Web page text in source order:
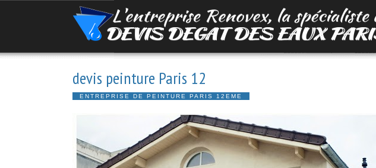
devis peinture Paris 12
ENTREPRISE DE PEINTURE PARIS 12EME